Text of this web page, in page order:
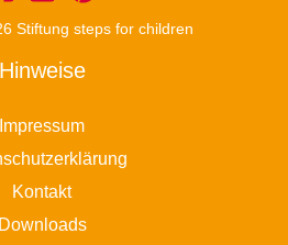
Stiftung steps for children
Hinweise
Impressum
Kontakt
Downloads